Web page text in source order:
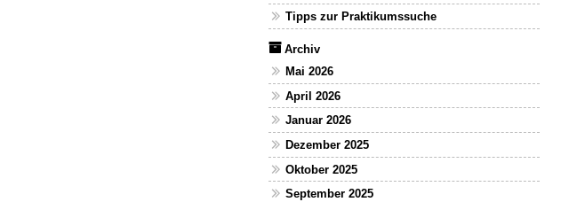
Tipps zur Praktikumssuche
Archiv
Mai 2026
April 2026
Januar 2026
Dezember 2025
Oktober 2025
September 2025